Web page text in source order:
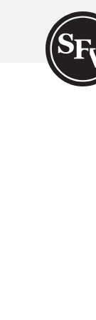
Gå till innehållet